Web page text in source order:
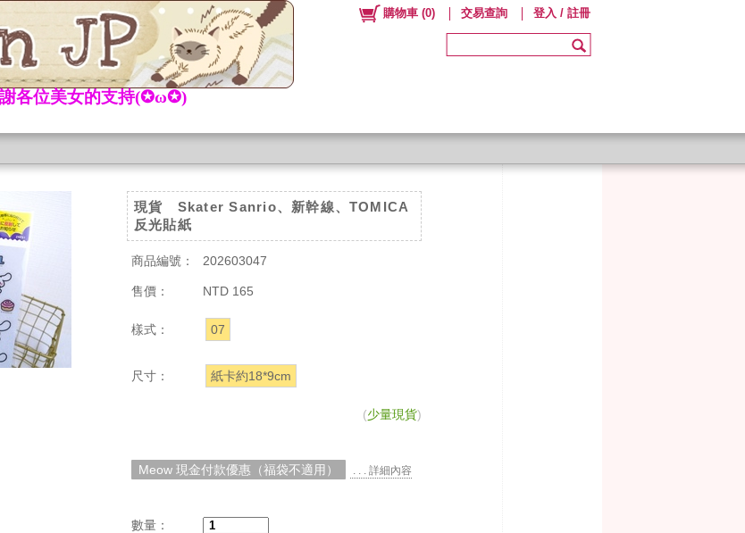
購物車 (0) 交易查詢 登入 / 註冊
現貨 Skater Sanrio、新幹線、TOMICA
反光貼紙
商品編號： 202603047
售價： NTD 165
樣式： 07
尺寸： 紙卡約18*9cm
(少量現貨)
Meow 現金付款優惠（福袋不適用） . . . 詳細內容
數量：
謝各位美女的支持(✪ω✪)